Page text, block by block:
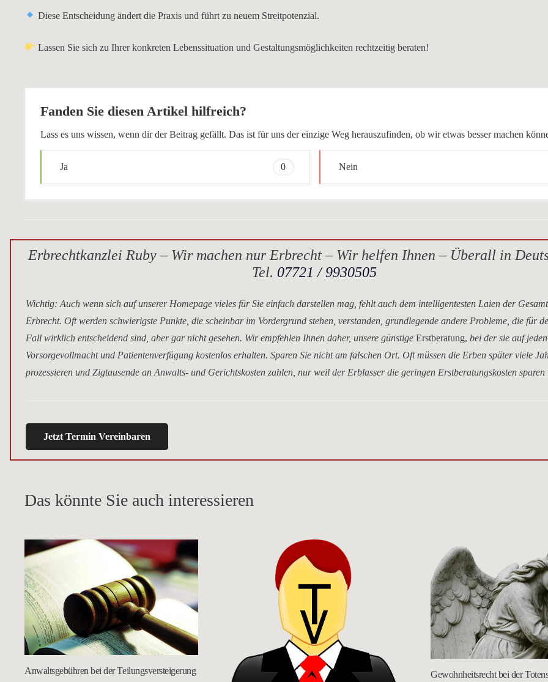
Diese Entscheidung ändert die Praxis und führt zuneuem Streitpotenzial.
Lassen Sie sich zu Ihrer konkreten Lebenssituation und Gestaltungsmöglichkeitenrechtzeitig beraten!
Fanden Sie diesen Artikel hilfreich?
Lass es uns wissen, wenn dir der Beitrag gefällt. Das ist für uns der einzige Weg herauszufinden, ob wir etwas besser machen
Ja 0 Nein
Erbrechtkanzlei Ruby – Wir machen nur Erbrecht – Wir helfen Ihnen – Überall in
Tel. 07721 / 9930505
Wichtig: Auch wenn sich auf unserer Homepage vieles für Sie einfach darstellen mag, fehlt auch dem intelligentesten Laien der
Erbrecht. Oft werden schwierigste Punkte, die scheinbar im Vordergrund stehen, verstanden, grundlegende andere Probleme, die für
Fall wirklich entscheidend sind, aber gar nicht gesehen. Wir empfehlen Ihnen daher, unsere günstige Erstberatung, bei der sie auf
Vorsorgevollmacht und Patientenverfügung kostenlos erhalten. Sparen Sie nicht am falschen Ort. Oft müssen die Erben später viele
prozessieren und Zigtausende an Anwalts- und Gerichtskosten zahlen, nur weil der Erblasser die geringen Erstberatungskosten
Jetzt Termin Vereinbaren
Das könnte Sie auch interessieren
Anwaltsgebühren bei der Teilungsversteigerung Gewohnheitsrecht bei der